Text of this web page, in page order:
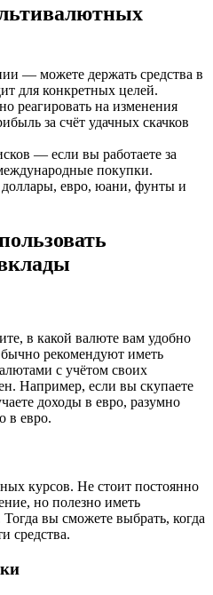
— можете держать средства в
для конкретных целей.
реагировать на изменения
за счёт удачных скачков
— если вы работаете за
покупки.
евро, юани, фунты и
в какой валюте вам удобно
рекомендуют иметь
с учётом своих
Например, если вы скупаете
доходы в евро, разумно
в евро.
курсов. Не стоит постоянно
но полезно иметь
вы сможете выбрать, когда
средства.